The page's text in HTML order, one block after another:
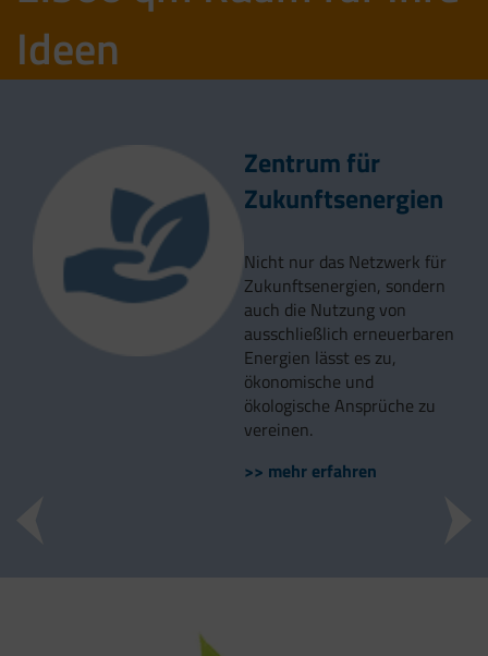
Ideen
Zentrum für
Zukunftsenergien
Nicht nur das Netzwerk für
Zukunftsenergien, sondern
auch die Nutzung von
ausschließlich erneuerbaren
Energien lässt es zu,
ökonomische und
ökologische Ansprüche zu
vereinen.
>> mehr erfahren